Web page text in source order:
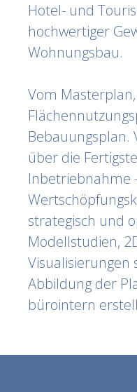
Hotel- und
hochwertiger
Wohnungsbau.
Vom
Bebauungsplan.
über die
Inbetriebnahme
strategisch und
Modellstudien,
Visualisierungen
Abbildung der
bürointern